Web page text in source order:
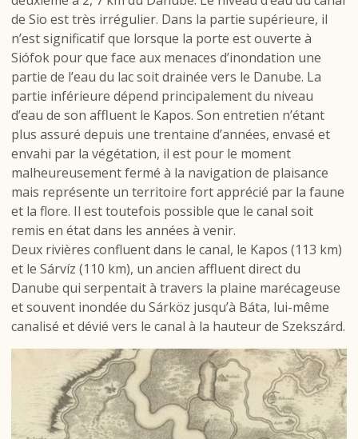
de Sio est très irrégulier. Dans la partie supérieure, il
n’est significatif que lorsque la porte est ouverte à
Siófok pour que face aux menaces d’inondation une
partie de l’eau du lac soit drainée vers le Danube. La
partie inférieure dépend principalement du niveau
d’eau de son affluent le Kapos. Son entretien n’étant
plus assuré depuis une trentaine d’années, envasé et
envahi par la végétation, il est pour le moment
malheureusement fermé à la navigation de plaisance
mais représente un territoire fort apprécié par la faune
et la flore. Il est toutefois possible que le canal soit
remis en état dans les années à venir.
Deux rivières confluent dans le canal, le Kapos (113 km)
et le Sárvíz (110 km), un ancien affluent direct du
Danube qui serpentait à travers la plaine marécageuse
et souvent inondée du Sárköz jusqu’à Báta, lui-même
canalisé et dévié vers le canal à la hauteur de Szekszárd.